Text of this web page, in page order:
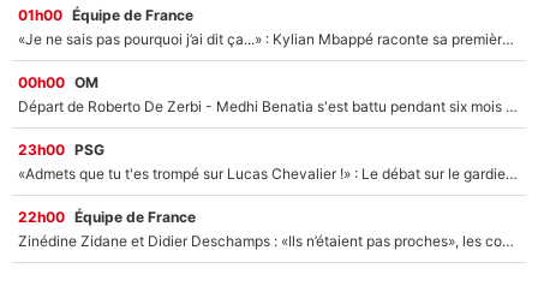
01h00 Équipe de France
«Je ne sais pas pourquoi j’ai dit ça...» : Kylian Mbappé raconte sa première rencontre avec Zinédine Zidane (et c’est très drôle)
00h00 OM
Départ de Roberto De Zerbi - Medhi Benatia s'est battu pendant six mois pour le retenir à l'OM, le PSG a été le naufrage de trop : «Je pars avec toi»
23h00 PSG
«Admets que tu t'es trompé sur Lucas Chevalier !» : Le débat sur le gardien du PSG vire au clash à l'After Foot
22h00 Équipe de France
Zinédine Zidane et Didier Deschamps : «Ils n’étaient pas proches», les confidences d’un membre de l’équipe de France 1998 sur leur relation spéciale